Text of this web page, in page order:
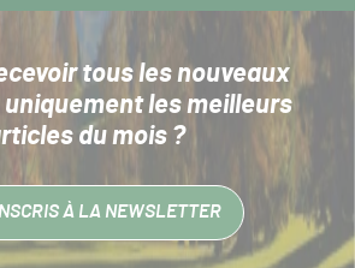
tous les nouveaux
les meilleurs
du mois ?
À LA NEWSLETTER